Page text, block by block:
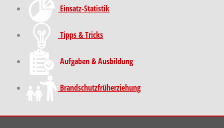
Einsatz-Statistik
Tipps & Tricks
Aufgaben & Ausbildung
Brand­schutz­früh­erziehung